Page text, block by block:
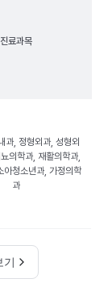
진료과목
과, 정형외과, 성형외
의학과, 재활의학과,
아청소년과, 가정의학
과
기